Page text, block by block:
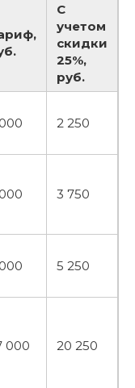
С
учетом
скидки
25%,
руб.
2 250
3 750
5 250
000 20 250